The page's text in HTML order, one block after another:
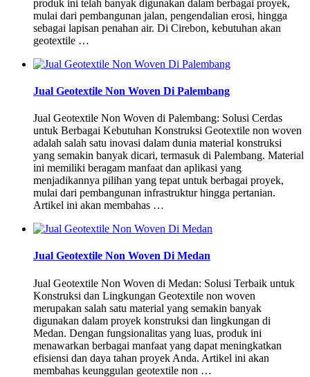
produk ini telah banyak digunakan dalam berbagai proyek,
mulai dari pembangunan jalan, pengendalian erosi, hingga
sebagai lapisan penahan air. Di Cirebon, kebutuhan akan
geotextile …
Jual Geotextile Non Woven Di Palembang
Jual Geotextile Non Woven di Palembang: Solusi Cerdas
untuk Berbagai Kebutuhan Konstruksi Geotextile non woven
adalah salah satu inovasi dalam dunia material konstruksi
yang semakin banyak dicari, termasuk di Palembang. Material
ini memiliki beragam manfaat dan aplikasi yang
menjadikannya pilihan yang tepat untuk berbagai proyek,
mulai dari pembangunan infrastruktur hingga pertanian.
Artikel ini akan membahas …
Jual Geotextile Non Woven Di Medan
Jual Geotextile Non Woven di Medan: Solusi Terbaik untuk
Konstruksi dan Lingkungan Geotextile non woven
merupakan salah satu material yang semakin banyak
digunakan dalam proyek konstruksi dan lingkungan di
Medan. Dengan fungsionalitas yang luas, produk ini
menawarkan berbagai manfaat yang dapat meningkatkan
efisiensi dan daya tahan proyek Anda. Artikel ini akan
membahas keunggulan geotextile non …